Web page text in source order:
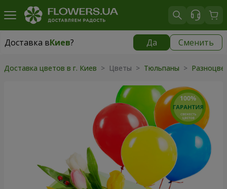
Доставка вКиев? Да Сменить
Доставка вКиев
Доставка цветов в г. Киев > Цветы > Тюльпаны >